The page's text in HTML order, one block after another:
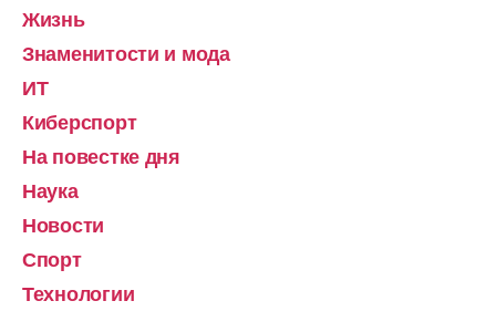
Жизнь
Знаменитости и мода
ИТ
Киберспорт
На повестке дня
Наука
Новости
Спорт
Технологии